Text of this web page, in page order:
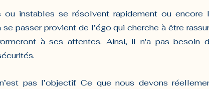
instables se résolvent rapidement ou encore
passer provient de l’égo qui cherche à être
à ses attentes. Ainsi, il n'a pas besoin
pas l’objectif. Ce que nous devons